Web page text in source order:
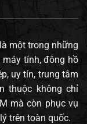
một trong những
tính, đông hồ
uy tín, trung tâm
thuộc không chỉ
mà còn phục vụ
trên toàn quốc.